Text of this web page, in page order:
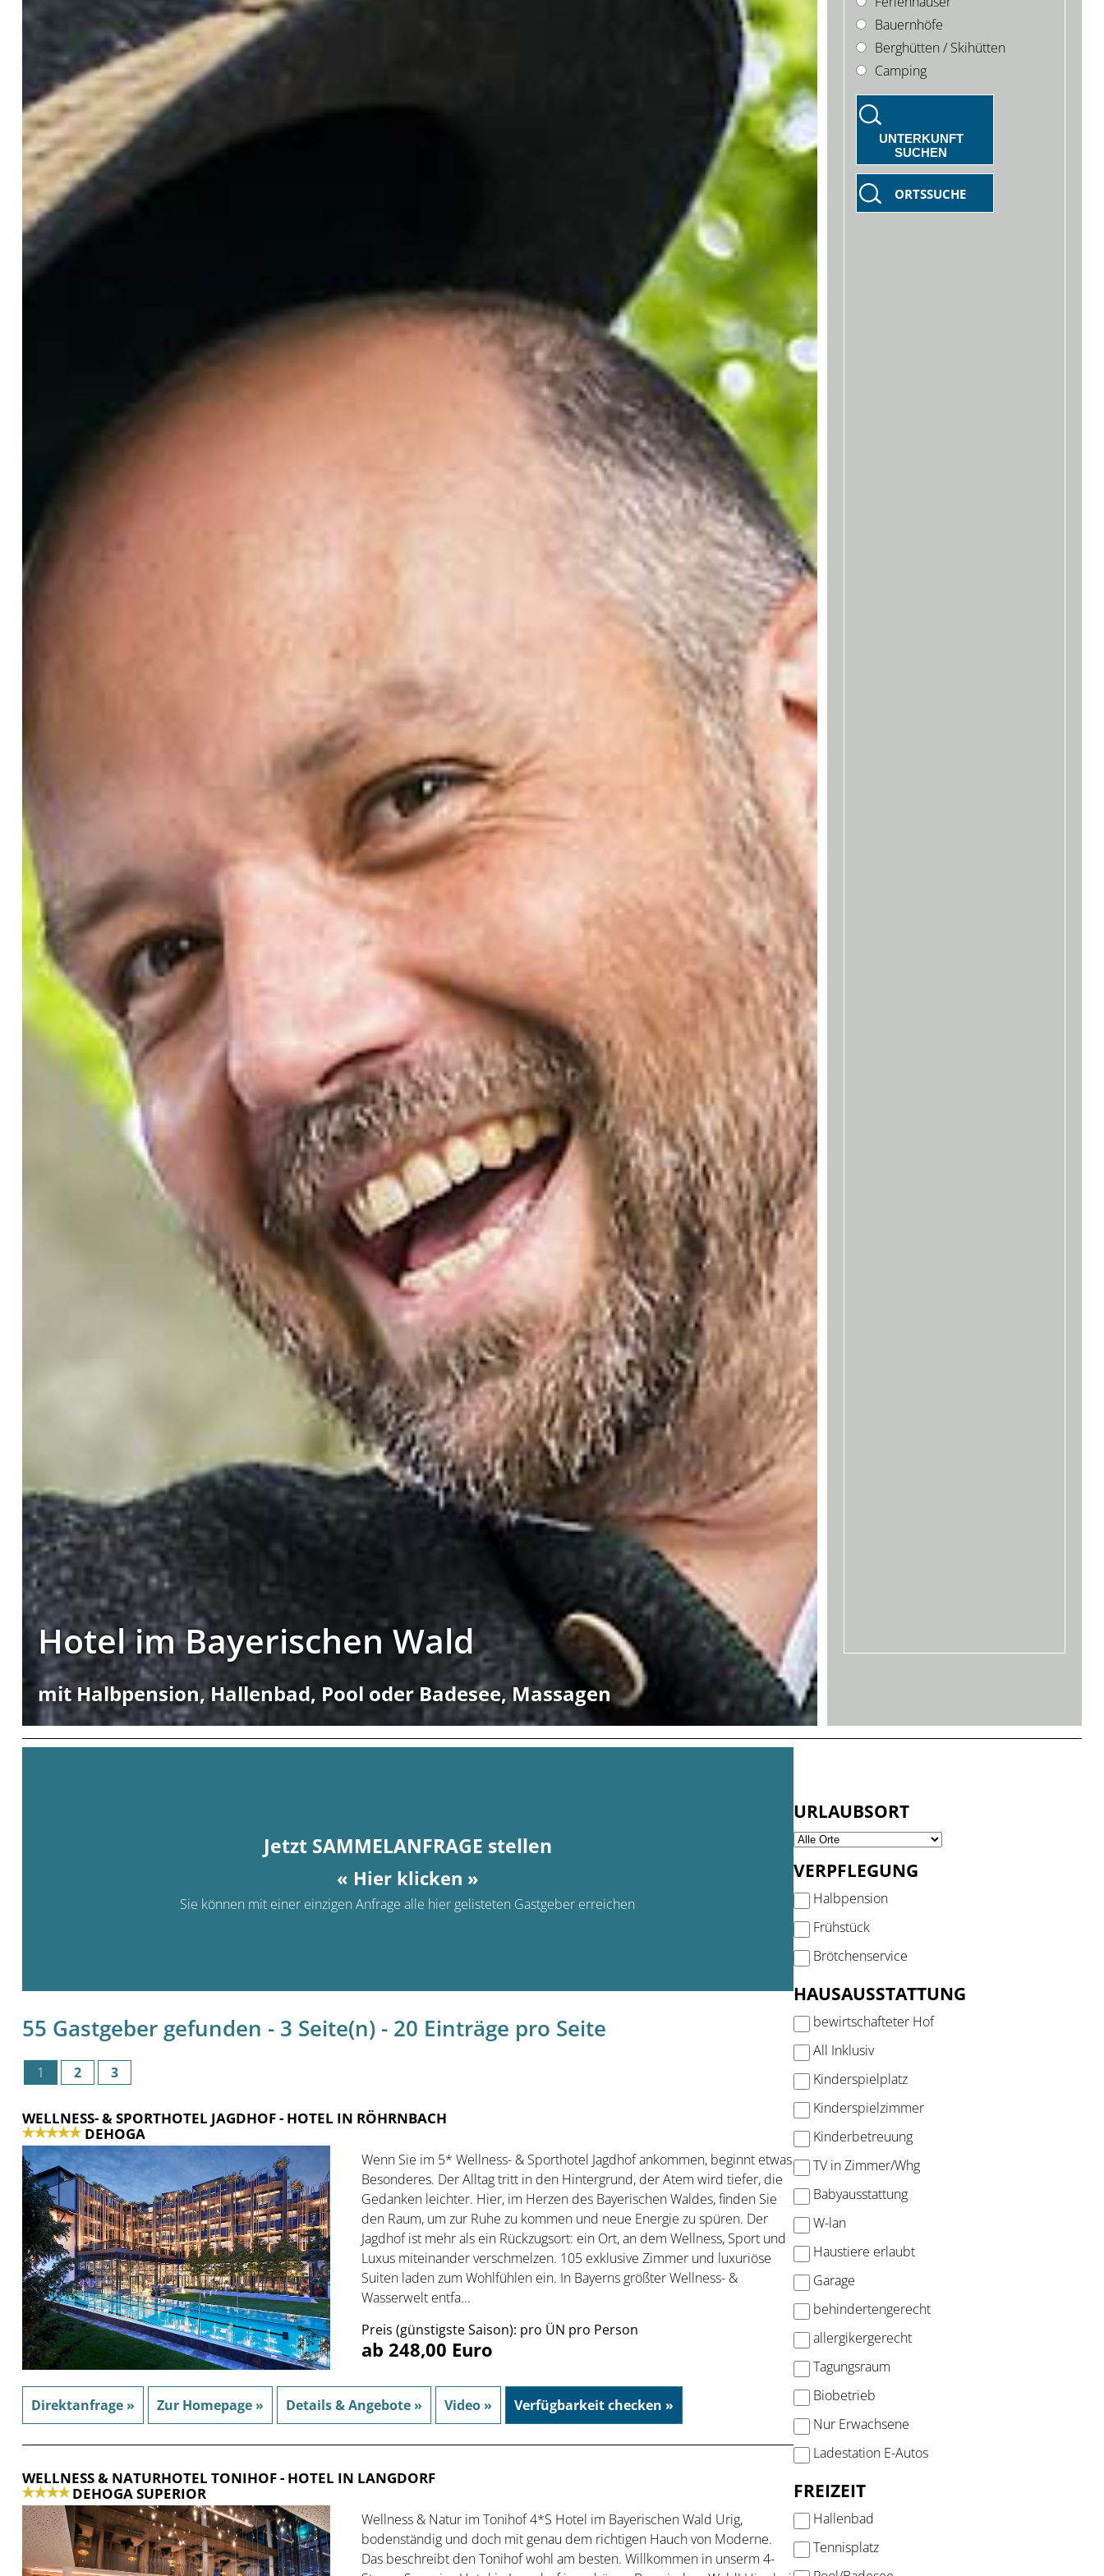
Hotel im Bayerischen Wald
mit Halbpension, Hallenbad, Pool oder Badesee, Massagen
Bauernhöfe
Berghütten / Skihütten
Camping
UNTERKUNFT
SUCHEN
ORTSSUCHE
Jetzt SAMMELANFRAGE stellen
« Hier klicken »
Sie können mit einer einzigen Anfrage alle hier gelisteten Gastgeber erreichen
55 Gastgeber gefunden - 3 Seite(n) - 20 Einträge pro Seite
1 2 3
WELLNESS- & SPORTHOTEL JAGDHOF- HOTEL IN RÖHRNBACH
DEHOGA
Wenn Sie im 5* Wellness- & Sporthotel Jagdhof ankommen, beginnt etwas
Besonderes. Der Alltag tritt in den Hintergrund, der Atem wird tiefer, die
Gedanken leichter. Hier, im Herzen des Bayerischen Waldes, finden Sie
den Raum, um zur Ruhe zu kommen und neue Energie zu spüren. Der
Jagdhof ist mehr als ein Rückzugsort: ein Ort, an dem Wellness, Sport und
Luxus miteinander verschmelzen. 105 exklusive Zimmer und luxuriöse
Suiten laden zum Wohlfühlen ein. In Bayerns größter Wellness- &
Wasserwelt entfa...
Preis (günstigste Saison): pro ÜN pro Person
ab 248,00 Euro
Direktanfrage » Zur Homepage » Details & Angebote » Video » Verfügbarkeit checken »
WELLNESS & NATURHOTEL TONIHOF- HOTEL IN LANGDORF
DEHOGA SUPERIOR
Wellness & Natur im Tonihof 4*S Hotel im Bayerischen Wald Urig,
bodenständig und doch mit genau dem richtigen Hauch von Moderne.
Das beschreibt den Tonihof wohl am besten. Willkommen in unserm 4-
URLAUBSORT
VERPFLEGUNG
Halbpension
Frühstück
Brötchenservice
HAUSAUSSTATTUNG
bewirtschafteter Hof
All Inklusiv
Kinderspielplatz
Kinderspielzimmer
Kinderbetreuung
TV in Zimmer/Whg
Babyausstattung
W-lan
Haustiere erlaubt
Garage
behindertengerecht
allergikergerecht
Tagungsraum
Biobetrieb
Nur Erwachsene
Ladestation E-Autos
FREIZEIT
Hallenbad
Tennisplatz